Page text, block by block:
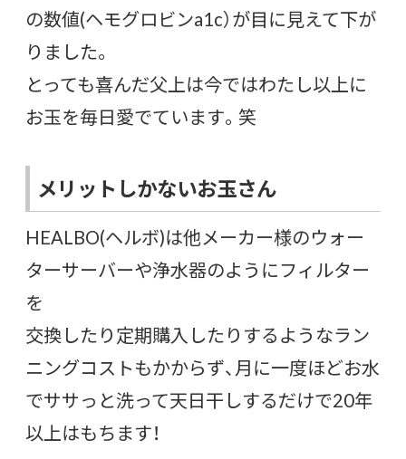
の数値(ヘモグロビンa1c）が目に見えて下が
りました。
とっても喜んだ父上は今ではわたし以上に
お玉を毎日愛でています。笑
メリットしかないお玉さん
HEALBO(ヘルボ)は他メーカー様のウォー
ターサーバーや浄水器のようにフィルター
を
交換したり定期購入したりするようなラン
ニングコストもかからず、月に一度ほどお水
でササっと洗って天日干しするだけで20年
以上はもちます！